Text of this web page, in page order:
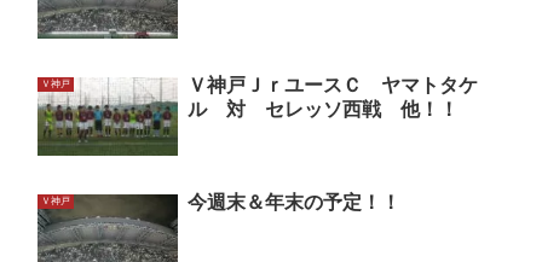
Ｖ神戸
Ｖ神戸ＪｒユースＣ ヤマトタケ
ル 対 セレッソ西戦 他！！
Ｖ神戸 今週末＆年末の予定！！